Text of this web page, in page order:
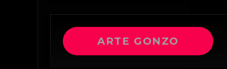
ARTE GONZO